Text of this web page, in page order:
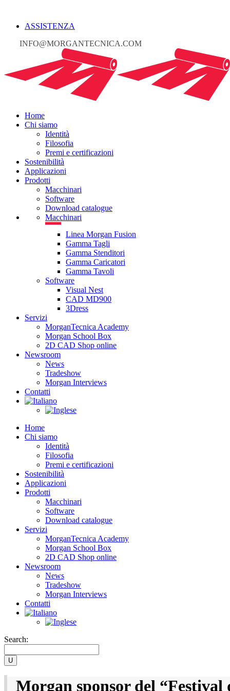
ASSISTENZA
INFO@MORGANTECNICA.COM
Home
Chi siamo
Identità
Filosofia
Premi e certificazioni
Sostenibilità
Applicazioni
Prodotti
Macchinari
Software
Download catalogue
Macchinari
Linea Morgan Fusion
Gamma Tagli
Gamma Stenditori
Gamma Caricatori
Gamma Tavoli
Software
Visual Nest
CAD MD900
3Dress
Servizi
MorganTecnica Academy
Morgan School Box
2D CAD Shop online
Newsroom
News
Tradeshow
Morgan Interviews
Contatti
Home
Chi siamo
Identità
Filosofia
Premi e certificazioni
Sostenibilità
Applicazioni
Prodotti
Macchinari
Software
Download catalogue
Servizi
MorganTecnica Academy
Morgan School Box
2D CAD Shop online
Newsroom
News
Tradeshow
Morgan Interviews
Contatti
Search:
Morgan sponsor del